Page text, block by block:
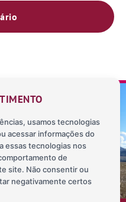
MAPA INTERATIVO
usamos tecnologias
acessar informações do
essas tecnologias nos
de
site. Não consentir ou
negativamente certos